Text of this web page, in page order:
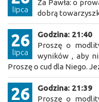
lipca
Za Pawła: o
dobrą
26
lipca
Godzina: 21:40
Proszę o
wyników , aby
Proszę o cud dla Niego.
26
Godzina: 21:39
Proszę o